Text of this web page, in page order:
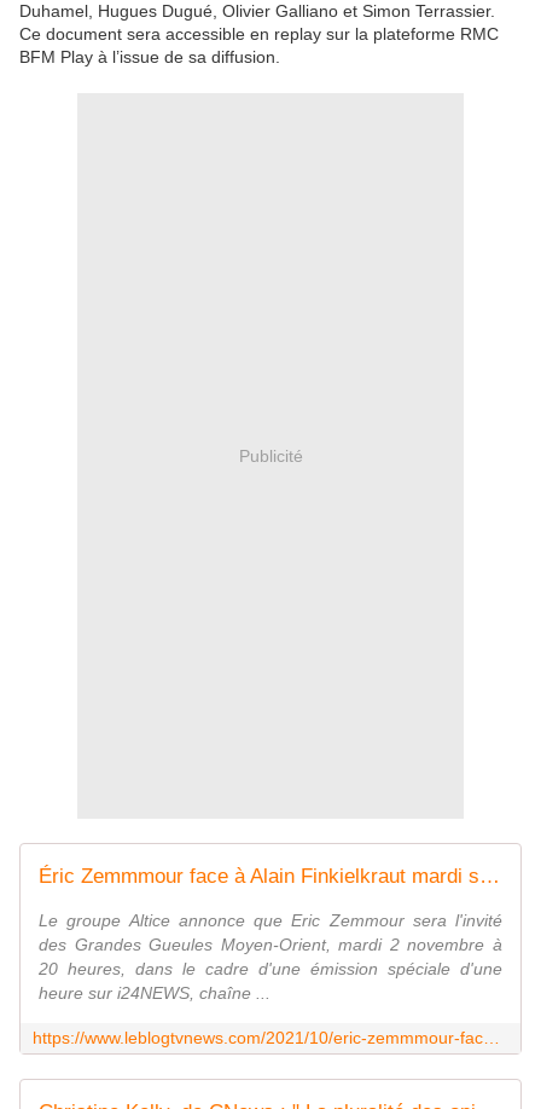
Duhamel, Hugues Dugué, Olivier Galliano et Simon Terrassier.
Ce document sera accessible en replay sur la plateforme RMC
BFM Play à l’issue de sa diffusion.
Publicité
Éric Zemmmour face à Alain Finkielkraut mardi sur i24News. - Leblogtvnews
Le groupe Altice annonce que Eric Zemmour sera l'invité
des Grandes Gueules Moyen-Orient, mardi 2 novembre à
20 heures, dans le cadre d'une émission spéciale d'une
heure sur i24NEWS, chaîne ...